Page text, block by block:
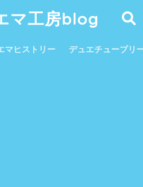
マ工房blog
マヒストリー デュエチューブリ